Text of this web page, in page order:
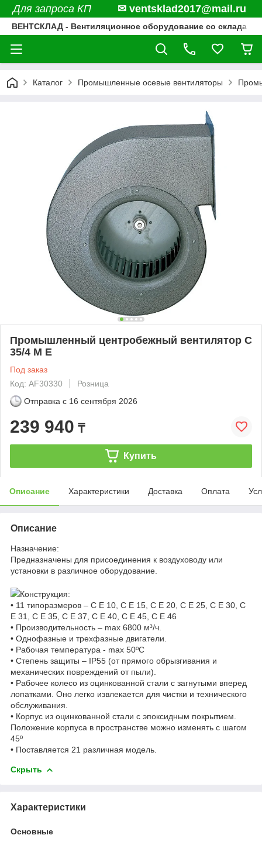
Для запроса КП ✉ ventsklad2017@mail.ru
ВЕНТСКЛАД - Вентиляционное оборудование со склада
Каталог Промышленные осевые вентиляторы
Промышленный центробежный вентилятор C
35/4 M E
Под заказ
Код: AF30330
Розница
Отправка с 16 сентября 2026
239 940 ₸
Купить
Описание Характеристики Доставка Оплата
Описание
Назначение:
Предназначены для присоединения к воздуховоду или
установки в различное оборудование.
Конструкция:
• 11 типоразмеров – C E 10, C E 15, C E 20, C E 25, C E 30, C
E 31, C E 35, C E 37, C E 40, C E 45, C E 46
• Производительность – max 6800 м³/ч.
• Однофазные и трехфазные двигатели.
• Рабочая температура - max 50ºC
• Степень защиты – IP55 (от прямого обрызгивания и
механических повреждений от пыли).
• Рабочее колесо из оцинкованной стали с загнутыми вперед
лопатками. Оно легко извлекается для чистки и технического
обслуживания.
• Корпус из оцинкованной стали с эпоксидным покрытием.
Положение корпуса в пространстве можно изменять с шагом
45º
• Поставляется 21 различная модель.
Скрыть
Характеристики
Основные